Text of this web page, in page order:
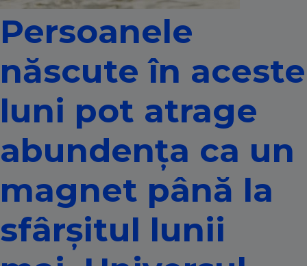
Persoanele
născute în aceste
luni pot atrage
abundența ca un
magnet până la
sfârșitul lunii